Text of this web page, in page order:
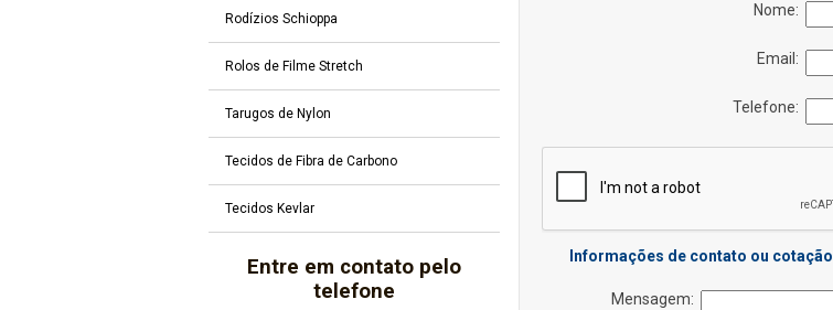
Rodízios Schioppa
Rolos de Filme Stretch
Tarugos de Nylon
Tecidos de Fibra de Carbono
Tecidos Kevlar
Entre em contato pelo
telefone
Nome:
Email:
Telefone:
Informações de contato ou cotação
Mensagem: